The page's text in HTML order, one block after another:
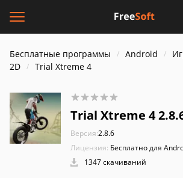
Бесплатные программы Android
2D
Trial Xtreme 4
Trial Xtreme 4
Версия:2.8.6
Лицензия: Бесплатно для
1347 скачиваний